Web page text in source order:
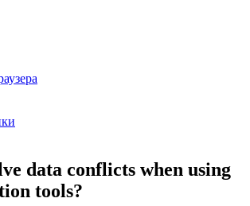
data conflicts when using
tools?